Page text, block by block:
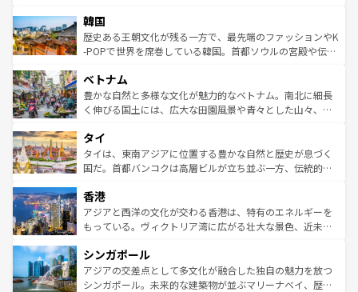
はコンテンツ一覧
いる。アクティビティも充実しており、サーフィンやダイ
ビング、ハイキングなど、アウトドア好きにはたまらな
い。オーストラリアの多彩な魅力を存分に味わいつくそ
参照してほしい。
ン）、静ひつな山岳地帯である台湾東部など、都市の喧騒
と山間の静けさが共存しており、訪れる人に新しい発見と
驚きをもたらしてくれる。また、奥深い台湾の食文化も魅
容にもいいと評判のスイーツなど、バラエティ豊かな料理
が味わえる。 なお、新着の台湾情報は コンテンツ一覧を参
照してほしい。
韓国
歴史ある王朝文化が残る一方で、最先端のファッションやK
-POPで世界を席巻している韓国。首都ソウルの宮殿や伝統
き、地方に足を延ばせば四季折々の自然美を楽しむことが
できる。そして、キムチや焼肉、絶品のストリートフード
まで、さまざまな韓国料理が待っている。夜には、韓国な
リティに包まれながら、韓国の多彩な魅力を心ゆくまで味
わってみてほしい。 なお、新着の韓国情報はコンテンツ一
覧を参照してほしい。
ベトナム
豊かな自然と多様な文化が魅力的なベトナム。南北に細長
く伸びる国土には、広大な田園風景や青々とした山々、世
急速な発展と共に伝統が息づく。ハノイの古い町並みやホ
ーチミン市のフランス統治時代の建物も、独特の雰囲気を
醸し出している。また、バラエティの豊かさとおいしさで
とつ。フォーやバインミー、ベトナムコーヒーなどは、ぜ
ひ現地で味わいたい。どの地域を訪れてもあたたかい人々
が旅行者を迎えてくれるので、きっと忘れられない旅にな
参照してほしい。
タイ
タイは、東南アジアに位置する豊かな自然と歴史が息づく
国だ。首都バンコクは高層ビルが立ち並ぶ一方、伝統的な
の活気が交差している。北部ではチェンマイなどの山岳地
帯で自然と触れ合い、南部ではプーケットやクラビの美し
いビーチでリゾート気分を楽しむことができる。タイ料理
激する。気候は一年中温暖で、どの季節にも異なる楽しみ
が待っている。親しみやすいタイの人々、仏教を中心とし
た文化、そして多様な観光資源が、訪れる旅人を魅了し続
香港
アジアと西洋の文化が交わる香港は、特有のエネルギーを
もっている。ヴィクトリア湾に広がる壮大な景色、近未来
み、どこを訪れても感動するはず。観光スポットが密集し
ており、効率よく見どころを回れるのも魅力。息をのむよ
うな絶景から文化的な体験まで、香港を存分に楽しみ尽く
シンガポール
アジアの交差点として多文化が融合した独自の魅力を放つ
シンガポール。未来的な建築物が並ぶマリーナベイ、歴史